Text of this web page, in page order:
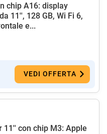
chip A16: display
11'', 128 GB, Wi Fi 6,
e...
VEDI OFFERTA
11'' con chip M3: Apple